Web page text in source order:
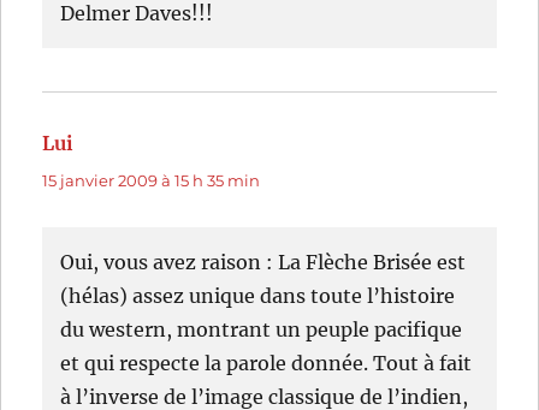
Delmer Daves!!!
Lui
15 janvier 2009 à 15 h 35 min
Oui, vous avez raison : La Flèche Brisée est
(hélas) assez unique dans toute l’histoire
du western, montrant un peuple pacifique
et qui respecte la parole donnée. Tout à fait
à l’inverse de l’image classique de l’indien,